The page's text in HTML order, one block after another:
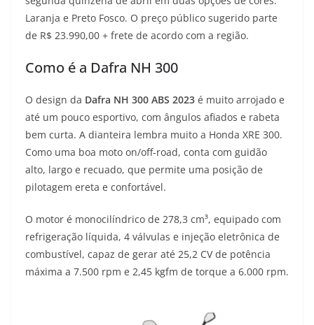
Laranja e Preto Fosco. O preço público sugerido parte
de R$ 23.990,00 + frete de acordo com a região.
Como é a Dafra NH 300
O design da Dafra NH 300 ABS 2023 é muito arrojado e
até um pouco esportivo, com ângulos afiados e rabeta
bem curta. A dianteira lembra muito a Honda XRE 300.
Como uma boa moto on/off-road, conta com guidão
alto, largo e recuado, que permite uma posição de
pilotagem ereta e confortável.
O motor é monocilíndrico de 278,3 cm³, equipado com
refrigeração líquida, 4 válvulas e injeção eletrônica de
combustível, capaz de gerar até 25,2 CV de potência
máxima a 7.500 rpm e 2,45 kgfm de torque a 6.000 rpm.